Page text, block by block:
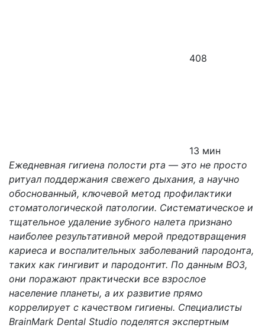
408
13 мин
Ежедневная гигиена полости рта — это не просто
ритуал поддержания свежего дыхания, а научно
обоснованный, ключевой метод профилактики
стоматологической патологии. Систематическое и
тщательное удаление зубного налета признано
наиболее результативной мерой предотвращения
кариеса и воспалительных заболеваний пародонта,
таких как гингивит и пародонтит. По данным ВОЗ,
они поражают практически все взрослое
население планеты, а их развитие прямо
коррелирует с качеством гигиены. Специалисты
BrainMark Dental Studio поделятся экспертным